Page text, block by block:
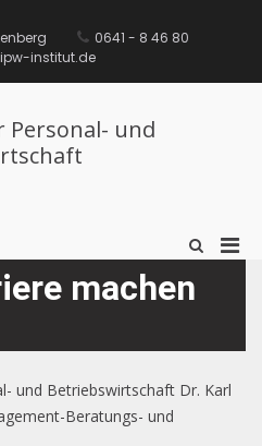
0641 - 8 46 80
institut.de
und
machen
und Betriebswirtschaft Dr. Karl
Beratungs- und